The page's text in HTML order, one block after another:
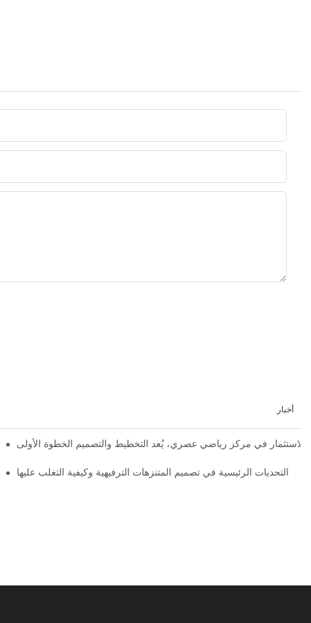
أخبار
إعلان رسمي | نظرة أولى على تصميم ومراحل بناء
التحديات الرئيسية في تصميم المتنزهات الترفيهية وكيفية التغلب عليها